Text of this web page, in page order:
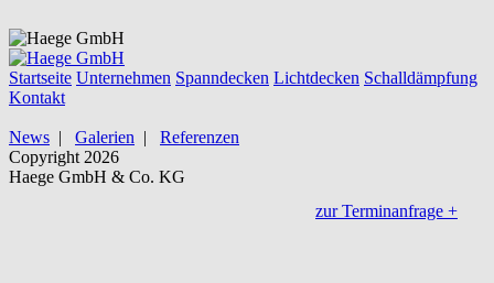
Startseite Unternehmen Spanndecken Lichtdecken Schalldämpfung
Kontakt
News | Galerien | Referenzen
Copyright 2026
Haege GmbH & Co. KG
zur Terminanfrage +